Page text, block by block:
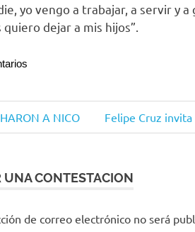
yo vengo a trabajar, a servir y
quiero dejar a mis hijos”.
A NICO
Siguiente
entrada:
Felipe Cruz
UNA CONTESTACION
de correo electrónico no será